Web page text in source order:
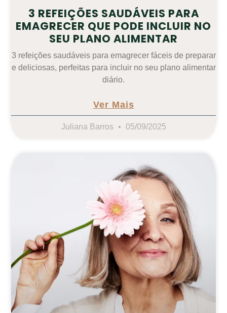
3 REFEIÇÕES SAUDÁVEIS PARA
EMAGRECER QUE PODE INCLUIR NO
SEU PLANO ALIMENTAR
3 refeições saudáveis para emagrecer fáceis de preparar
e deliciosas, perfeitas para incluir no seu plano alimentar
diário.
Ver Mais
Juliana Barros 05/09/2025